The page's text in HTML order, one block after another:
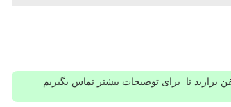
تا برای توضیحات بیشتر تماس بگیریم